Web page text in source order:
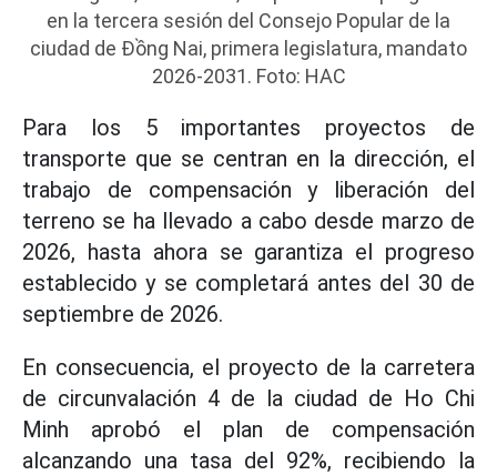
en la tercera sesión del Consejo Popular de la
ciudad de Đồng Nai, primera legislatura, mandato
2026-2031. Foto: HAC
Para los 5 importantes proyectos de
transporte que se centran en la dirección, el
trabajo de compensación y liberación del
terreno se ha llevado a cabo desde marzo de
2026, hasta ahora se garantiza el progreso
establecido y se completará antes del 30 de
septiembre de 2026.
En consecuencia, el proyecto de la carretera
de circunvalación 4 de la ciudad de Ho Chi
Minh aprobó el plan de compensación
alcanzando una tasa del 92%, recibiendo la